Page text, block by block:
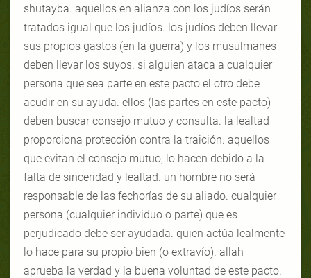
shutayba. aquellos en alianza con los judíos serán
tratados igual que los judíos. los judíos deben llevar
sus propios gastos (en la guerra) y los musulmanes
deben llevar los suyos. si alguien ataca a cualquier
persona que sea parte en este pacto el otro debe
acudir en su ayuda. ellos (las partes en este pacto)
deben buscar consejo mutuo y consulta. la lealtad
proporciona protección contra la traición. aquellos
que evitan el consejo mutuo, lo hacen debido a la
falta de sinceridad y lealtad. un hombre no será
responsable de las fechorías de su aliado. cualquier
persona (cualquier individuo o parte) que es
perjudicado debe ser ayudada. quien actúa lealmente
lo hace para su propio bien (o extravío). allah
aprueba la verdad y la buena voluntad de este pacto.